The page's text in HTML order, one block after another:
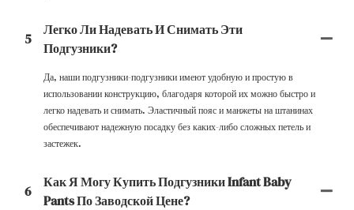
5
Легко Ли Надевать И Снимать Эти
Подгузники?
Да, наши подгузники-подгузники имеют удобную и простую в
использовании конструкцию, благодаря которой их можно быстро и
легко надевать и снимать. Эластичный пояс и манжеты на штанинах
обеспечивают надежную посадку без каких-либо сложных петель и
застежек.
6
Как Я Могу Купить Подгузники Infant Baby
Pants По Заводской Цене?